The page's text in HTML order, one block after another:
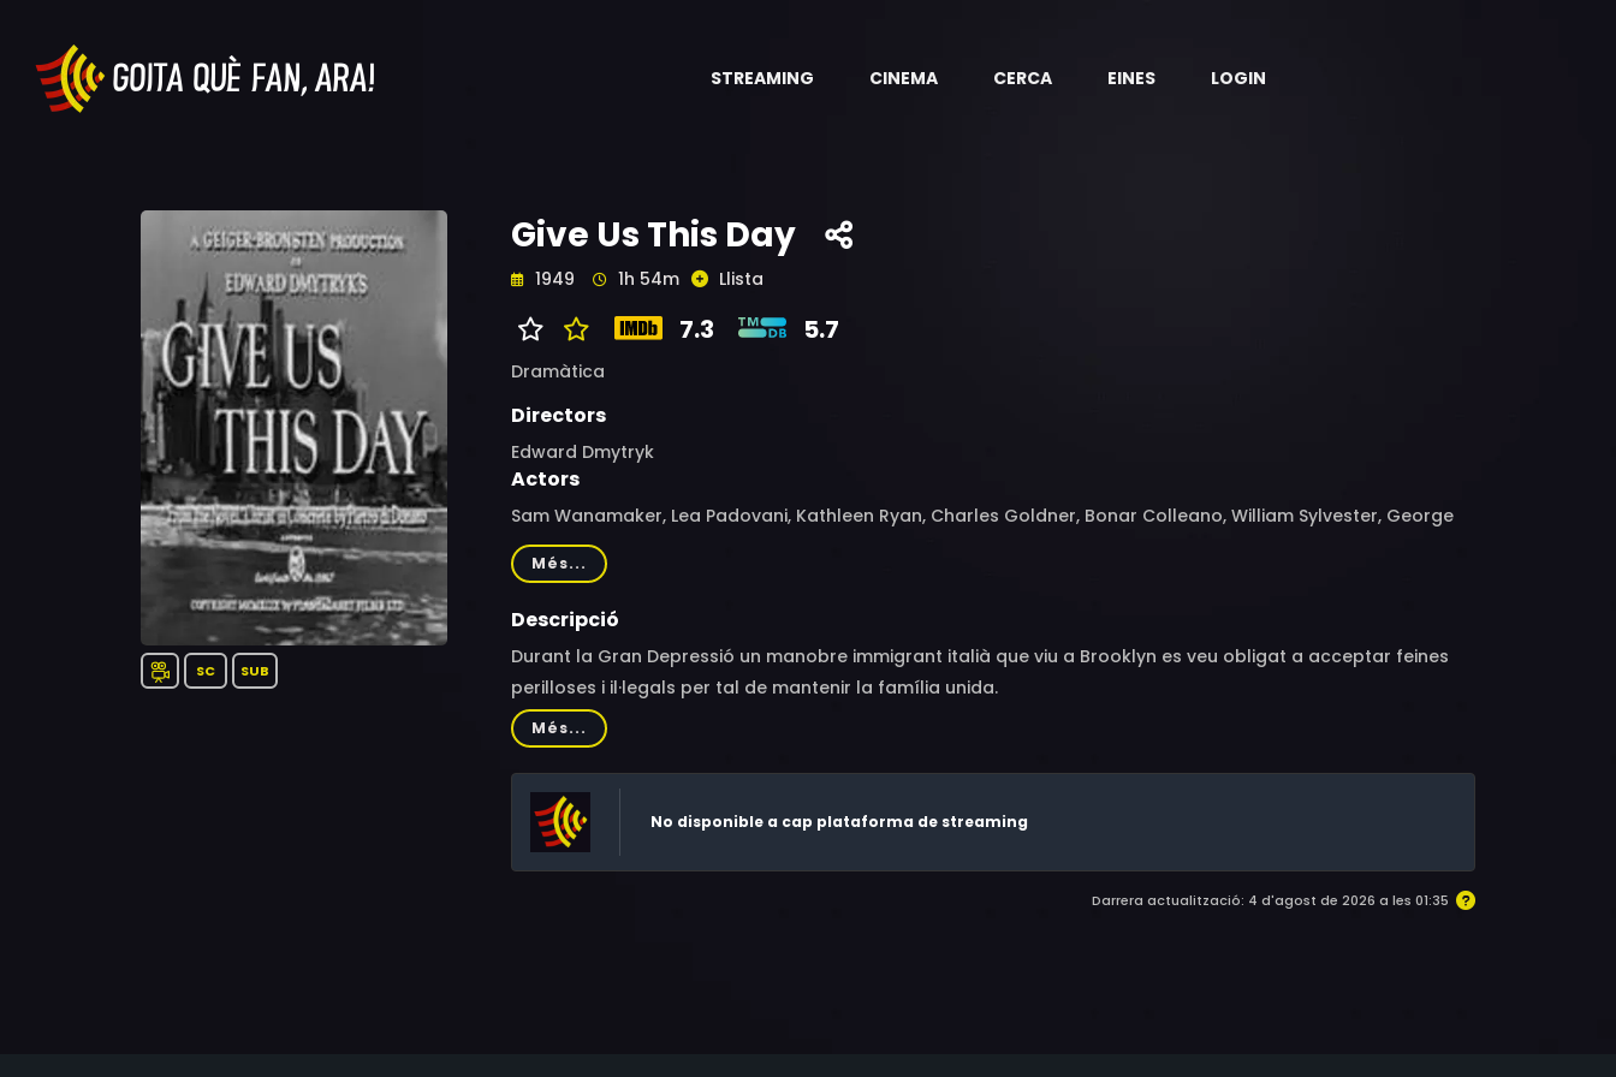
STREAMING CINEMA CERCA EINES LOGIN
SC SUB
Give Us This Day
1949 1h 54m Llista
7.3 5.7
Dramàtica
Directors
Edward Dmytryk
Actors
Sam Wanamaker, Lea Padovani, Kathleen Ryan, Charles Goldner, Bonar Colleano, William Sylvester, George
Pastell, Philo Hauser, Sid James, Karl Stepanek, Ina De La Haye, Rosalie Crutchley, Ronan O'Casey, Robert
Rietti, Charles Moffat
Més...
Descripció
Durant la Gran Depressió un manobre immigrant italià que viu a Brooklyn es veu obligat a acceptar feines
perilloses i il·legals per tal de mantenir la família unida.
Més...
No disponible a cap plataforma de streaming
Darrera actualització: 4 d'agost de 2026 a les 01:35